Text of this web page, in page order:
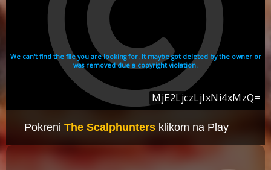
Pokreni The Scalphunters klikom na Play